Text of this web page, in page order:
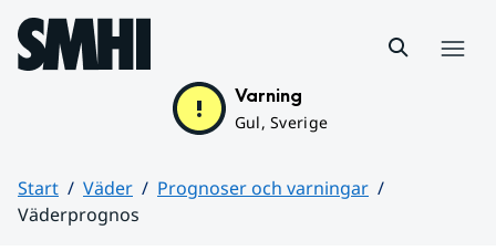
Hoppa till sidans innehåll
Varning
Gul, Sverige
Start Väder
Prognoser och varningar
Väderprognos